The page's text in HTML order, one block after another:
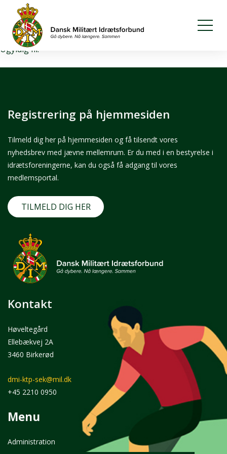
Download fil
Ugyldig fil.
Registrering på hjemmesiden
Tilmeld dig her på hjemmesiden og få tilsendt vores
nyhedsbrev med jævne mellemrum. Er du med i en bestyrelse i
idrætsforeningerne, kan du også få adgang til vores
medlemsportal.
TILMELD DIG HER
Kontakt
Høveltegård
Ellebækvej 2A
3460 Birkerød
dmi-ktp-sek@mil.dk
+45 2210 0950
Menu
Administration